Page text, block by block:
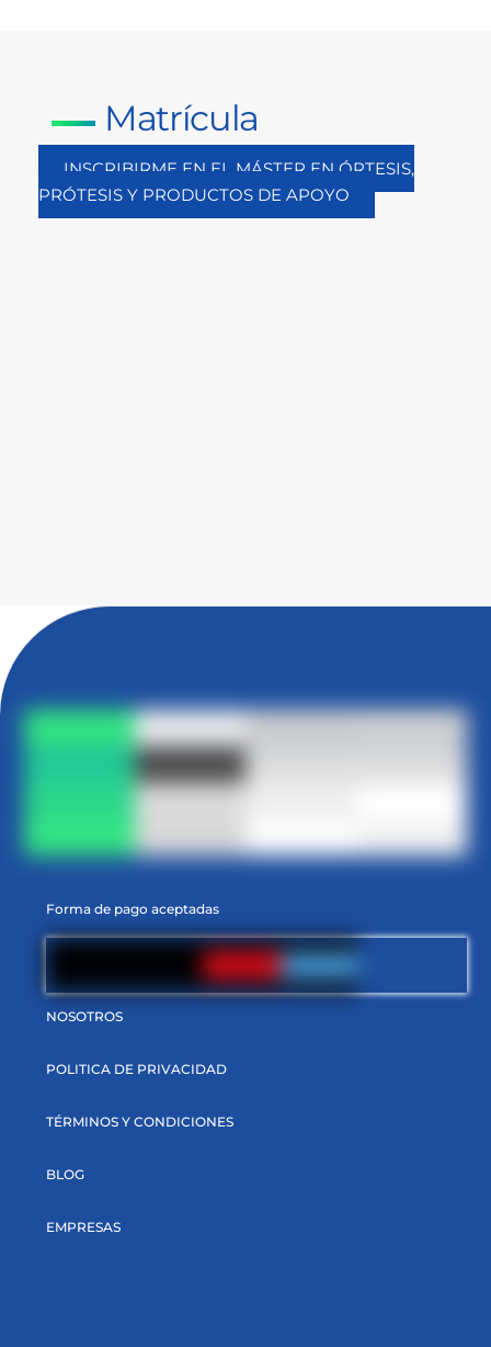
Matrícula
INSCRIBIRME EN EL MÁSTER EN ÓRTESIS,
PRÓTESIS Y PRODUCTOS DE APOYO
Forma de pago aceptadas
NOSOTROS
POLITICA DE PRIVACIDAD
TÉRMINOS Y CONDICIONES
BLOG
EMPRESAS